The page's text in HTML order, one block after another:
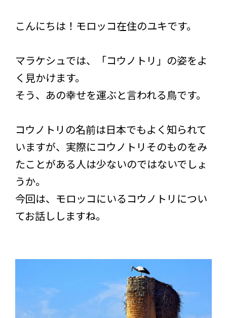
こんにちは！モロッコ在住のユキです。
マラケシュでは、「コウノトリ」の姿をよ
く見かけます。
そう、あの幸せを運ぶと言われる鳥です。
コウノトリの名前は日本でもよく知られて
いますが、実際にコウノトリそのものをみ
たことがある人は少ないのではないでしょ
うか。
今回は、モロッコにいるコウノトリについ
てお話ししますね。